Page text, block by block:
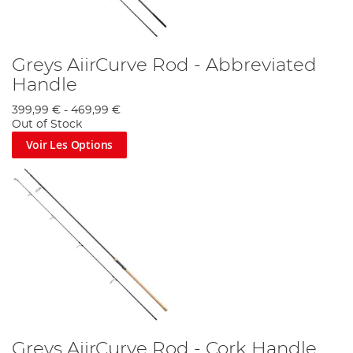
Greys AiirCurve Rod - Abbreviated
Handle
399,99 € - 469,99 €
Out of Stock
Voir Les Options
Greys AiirCurve Rod - Cork Handle